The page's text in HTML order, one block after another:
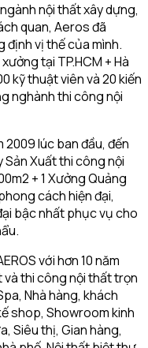
nội thất xây dựng,
quan, Aeros đã
định vị thế của mình.
tại TP.HCM + Hà
kỹ thuật viên và 20 kiến
nghành thi công nội
lúc ban đầu, đến
Sản Xuất thi công nội
+ 1 Xưởng Quảng
cách hiện đại,
bậc nhất phục vụ cho
với hơn 10 năm
và thi công nội thất trọn
Nhà hàng, khách
shop, Showroom kinh
Siêu thị, Gian hàng,